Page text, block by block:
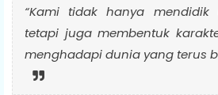
“Kami tidak hanya mendidik
tetapi juga membentuk
menghadapi dunia yang terus